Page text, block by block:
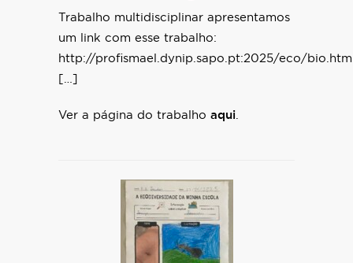
Trabalho multidisciplinar apresentamos
um link com esse trabalho:
http://profismael.dynip.sapo.pt:2025/eco/
Ver a página do trabalho aqui